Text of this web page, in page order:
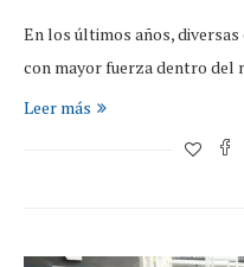
En los últimos años,
con mayor fuerza dentro del
Leer más